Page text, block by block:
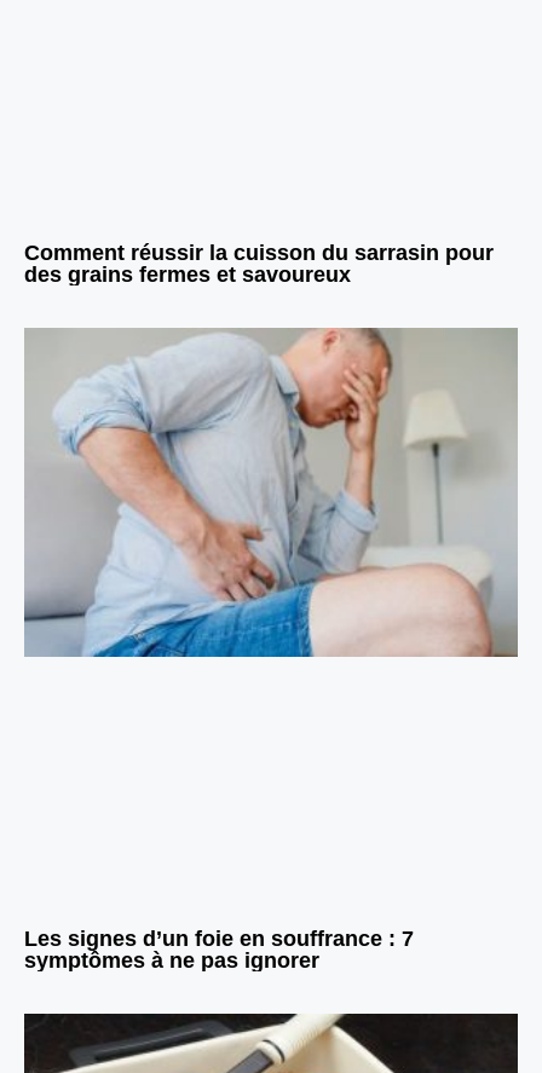
Comment réussir la cuisson du sarrasin pour
des grains fermes et savoureux
Les signes d’un foie en souffrance : 7
symptômes à ne pas ignorer